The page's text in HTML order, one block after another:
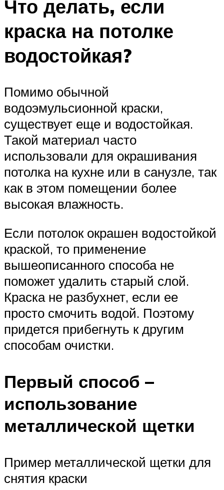
Что делать, если
краска на потолке
водостойкая?
Помимо обычной
водоэмульсионной краски,
существует еще и водостойкая.
Такой материал часто
использовали для окрашивания
потолка на кухне или в санузле, так
как в этом помещении более
высокая влажность.
Если потолок окрашен водостойкой
краской, то применение
вышеописанного способа не
поможет удалить старый слой.
Краска не разбухнет, если ее
просто смочить водой. Поэтому
придется прибегнуть к другим
способам очистки.
Первый способ –
использование
металлической щетки
Пример металлической щетки для
снятия краски